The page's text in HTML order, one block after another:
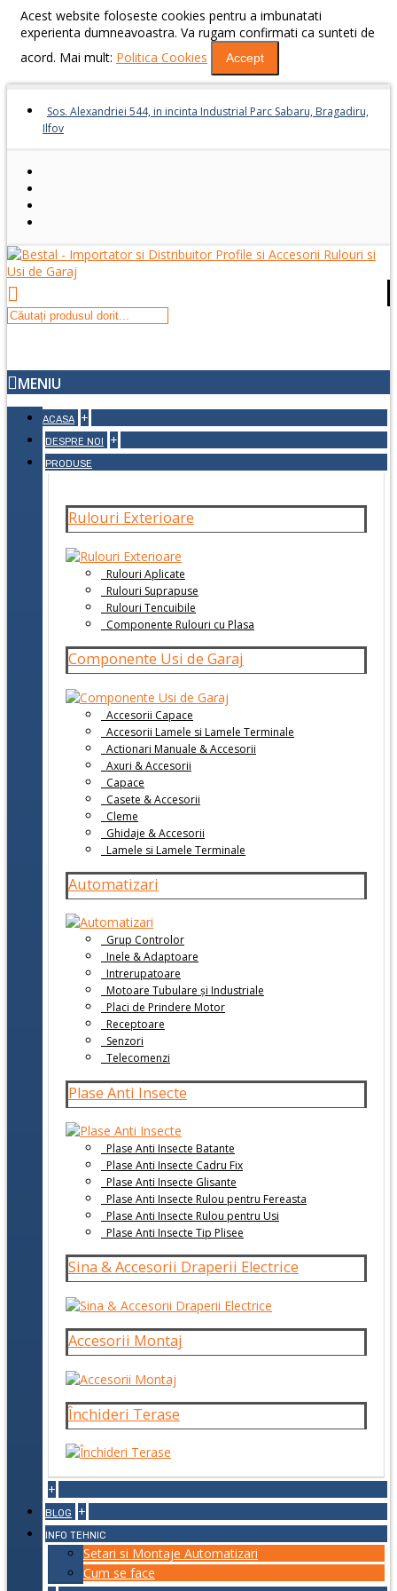
Acest website foloseste cookies pentru a imbunatati
experienta dumneavoastra. Va rugam confirmati ca sunteti de
acord. Mai mult: Politica Cookies Accept
Sos. Alexandriei 544, in incinta Industrial Parc Sabaru, Bragadiru,
Ilfov
MENIU
ACASA +
DESPRE NOI +
PRODUSE
Rulouri Exterioare
Rulouri Aplicate
Rulouri Suprapuse
Rulouri Tencuibile
Componente Rulouri cu Plasa
Componente Usi de Garaj
Accesorii Capace
Accesorii Lamele si Lamele Terminale
Actionari Manuale & Accesorii
Axuri & Accesorii
Capace
Casete & Accesorii
Cleme
Ghidaje & Accesorii
Lamele si Lamele Terminale
Automatizari
Grup Controlor
Inele & Adaptoare
Intrerupatoare
Motoare Tubulare și Industriale
Placi de Prindere Motor
Receptoare
Senzori
Telecomenzi
Plase Anti Insecte
Plase Anti Insecte Batante
Plase Anti Insecte Cadru Fix
Plase Anti Insecte Glisante
Plase Anti Insecte Rulou pentru Fereasta
Plase Anti Insecte Rulou pentru Usi
Plase Anti Insecte Tip Plisee
Sina & Accesorii Draperii Electrice
Accesorii Montaj
Închideri Terase
+
BLOG +
INFO TEHNIC
Setari si Montaje Automatizari
Cum se face